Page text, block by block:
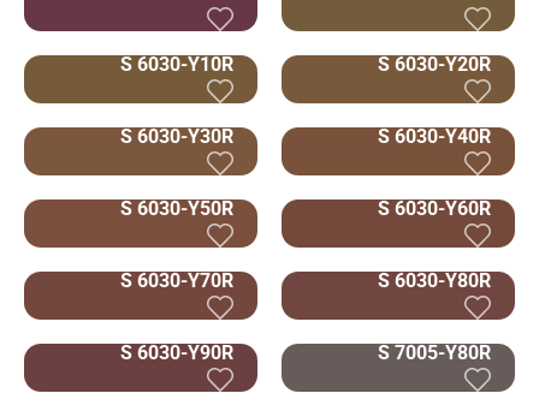
S 6030-Y10R S 6030-Y20R
S 6030-Y30R S 6030-Y40R
S 6030-Y50R S 6030-Y60R
S 6030-Y70R S 6030-Y80R
S 6030-Y90R S 7005-Y80R